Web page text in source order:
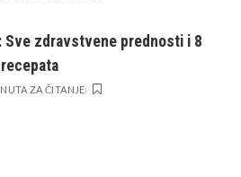
Sve zdravstvene prednosti i 8
ZA ČITANJE